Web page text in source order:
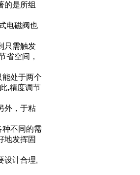
的是所组
电磁阀也
只需触发
省空间，
处于两个
,精度调节
外，于粘
种不同的需
地发挥固
设计合理,